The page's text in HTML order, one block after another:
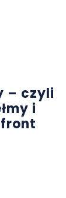
– czyli
i